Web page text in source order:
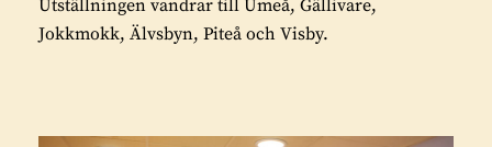
Utställningen vandrar till Umeå, Gällivare,
Jokkmokk, Älvsbyn, Piteå och Visby.